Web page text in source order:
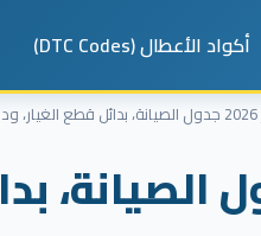
أكواد الأعطال (DTC Codes)